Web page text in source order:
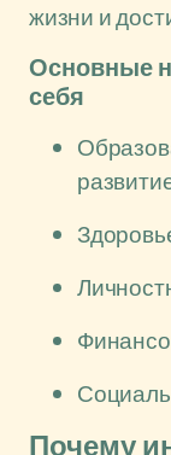
жизни и
Основные
себя
Почему